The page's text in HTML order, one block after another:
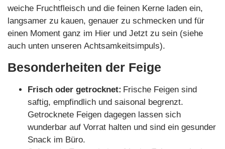
weiche Fruchtfleisch und die feinen Kerne laden ein,
langsamer zu kauen, genauer zu schmecken und für
einen Moment ganz im Hier und Jetzt zu sein (siehe
auch unten unseren Achtsamkeitsimpuls).
Besonderheiten der Feige
Frisch oder getrocknet: Frische Feigen sind
saftig, empfindlich und saisonal begrenzt.
Getrocknete Feigen dagegen lassen sich
wunderbar auf Vorrat halten und sind ein gesunder
Snack im Büro.